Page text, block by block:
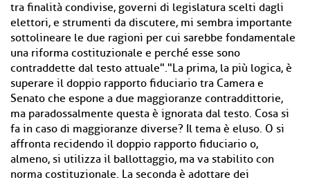
tra finalità condivise, governi di legislatura scelti dagli
elettori, e strumenti da discutere, mi sembra importante
sottolineare le due ragioni per cui sarebbe fondamentale
una riforma costituzionale e perché esse sono
contraddette dal testo attuale"."La prima, la più logica, è
superare il doppio rapporto fiduciario tra Camera e
Senato che espone a due maggioranze contraddittorie,
ma paradossalmente questa è ignorata dal testo. Cosa si
fa in caso di maggioranze diverse? Il tema è eluso. O si
affronta recidendo il doppio rapporto fiduciario o,
almeno, si utilizza il ballottaggio, ma va stabilito con
norma costituzionale. La seconda è adottare dei